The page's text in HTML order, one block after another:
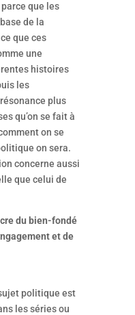
parce que les
de la
que ces
une
histoires
les
plus
qu’on se fait à
on se
on sera.
concerne aussi
que celui de
du bien-fondé
et de
politique est
les séries ou